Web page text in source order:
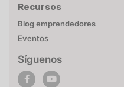
Recursos
Blog emprendedores
Eventos
Síguenos
POLÍTICA DE